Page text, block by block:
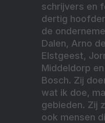
schrijvers en
dertig
de
Dalen, Arno
Elstgeest,
Middeldorp
Bosch. Zij
wat ik doe,
gebieden. Zij
ook mensen